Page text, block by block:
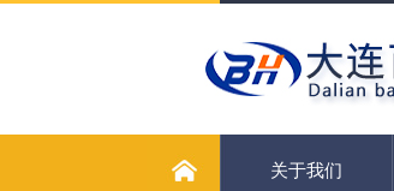
关于我们